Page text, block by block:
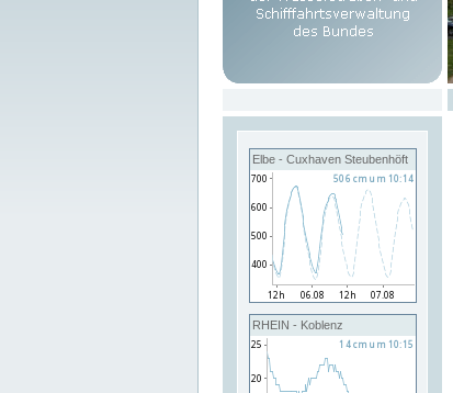
Elbe - Cuxhaven Steubenhöft
RHEIN - Koblenz